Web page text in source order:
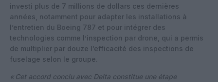
investi plus de 7 millions de dollars ces dernières
années, notamment pour adapter les installations à
l’entretien du Boeing 787 et pour intégrer des
technologies comme l’inspection par drone, qui a permis
de multiplier par douze l’efficacité des inspections de
fuselage selon le groupe.
« Cet accord conclu avec Delta constitue une étape